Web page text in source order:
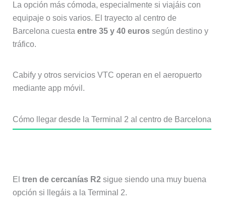
La opción más cómoda, especialmente si viajáis con
equipaje o sois varios. El trayecto al centro de
Barcelona cuesta entre 35 y 40 eurossegún destino y
tráfico.
Cabify y otros servicios VTC operan en el aeropuerto
mediante app móvil.
Cómo llegar desde la Terminal 2 al centro de Barcelona
El tren de cercanías R2sigue siendo una muy buena
opción si llegáis a la Terminal 2.